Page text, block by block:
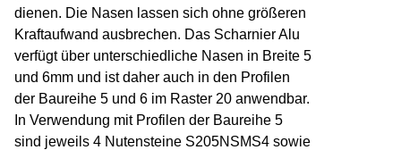
dienen. Die Nasen lassen sich ohne größeren
Kraftaufwand ausbrechen. Das Scharnier Alu
verfügt über unterschiedliche Nasen in Breite 5
und 6mm und ist daher auch in den Profilen
der Baureihe 5 und 6 im Raster 20 anwendbar.
In Verwendung mit Profilen der Baureihe 5
sind jeweils 4 Nutensteine S205NSMS4 sowie